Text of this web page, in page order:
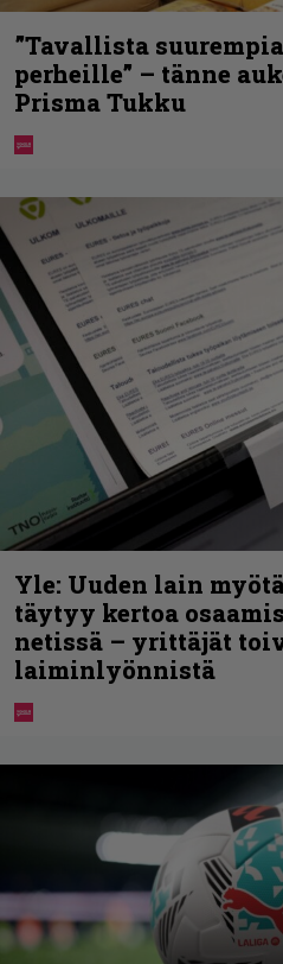
”Tavallista
perheille” – tänne
Prisma Tukku
Yle: Uuden lain
täytyy kertoa
netissä – yrittäjät
laiminlyönnistä